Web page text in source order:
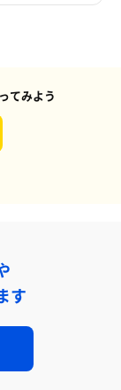
てみよう
す